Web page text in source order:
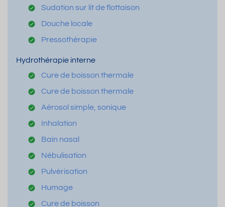
Sudation sur lit de flottaison
Douche locale
Pressothérapie
Hydrothérapie interne
Cure de boisson thermale
Cure de boisson thermale
Aérosol simple, sonique
Inhalation
Bain nasal
Nébulisation
Pulvérisation
Humage
Cure de boisson